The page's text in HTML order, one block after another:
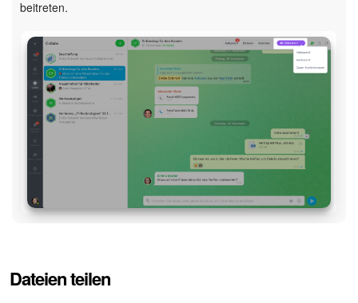
beitreten.
Dateien teilen